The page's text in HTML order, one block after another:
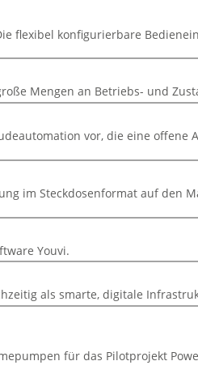
flexibel konfigurierbare
Mengen an Betriebs- und
vor, die eine
im Steckdosenformat auf den
Youvi.
als smarte, digitale
für das Pilotprojekt